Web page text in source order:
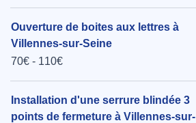
Ouverture de boites aux lettres à
Villennes-sur-Seine
70€ - 110€
Installation d'une serrure blindée 3
points de fermeture à Villennes-sur-